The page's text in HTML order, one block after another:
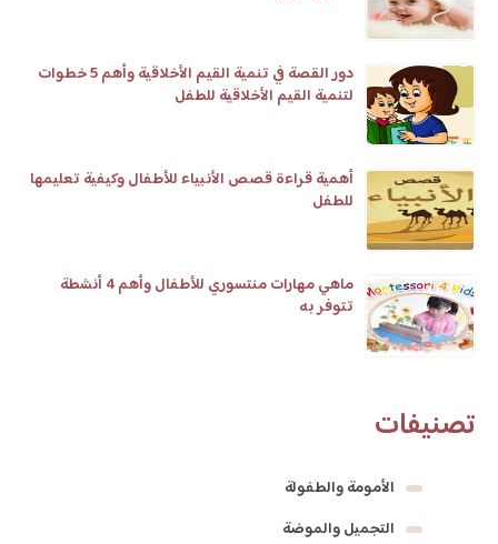
دور القصة في تنمية القيم الأخلاقية وأهم 5 خطوات
لتنمية القيم الأخلاقية للطفل
أهمية قراءة قصص الأنبياء للأطفال وكيفية تعليمها
للطفل
ماهي مهارات منتسوري للأطفال وأهم 4 أنشطة
تتوفر به
تصنيفات
الأمومة والطفولة
التجميل والموضة